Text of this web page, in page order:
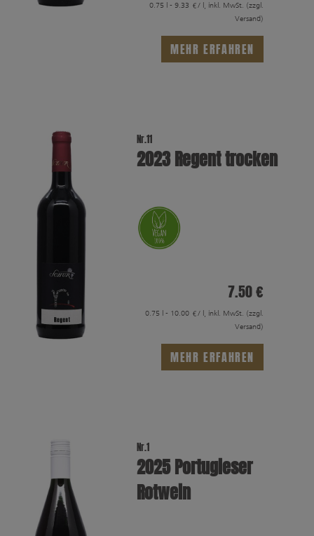
0.75 l - 9.33 €/ l, inkl. MwSt. (zzgl.
Versand)
MEHR ERFAHREN
Nr.11
2023 Regent trocken
7.50 €
0.75 l - 10.00 €/ l, inkl. MwSt. (zzgl.
Versand)
MEHR ERFAHREN
Nr.1
2025 Portugieser
Rotwein